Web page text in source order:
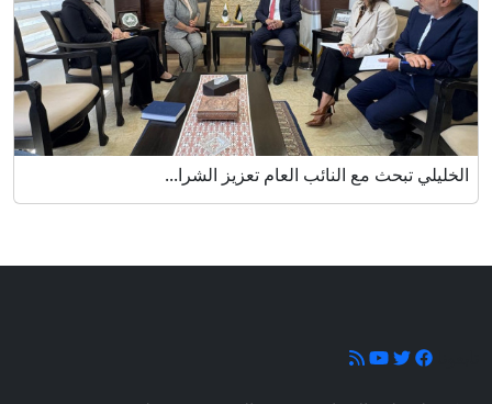
الخليلي تبحث مع النائب العام تعزيز الشرا...